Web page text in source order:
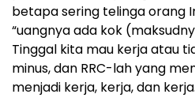
betapa sering telinga orang
“uangnya ada kok
Tinggal kita mau kerja atau
minus, dan RRC-lah yang
menjadi kerja, kerja, dan kerja.